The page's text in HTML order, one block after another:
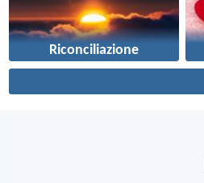
Riconciliazione